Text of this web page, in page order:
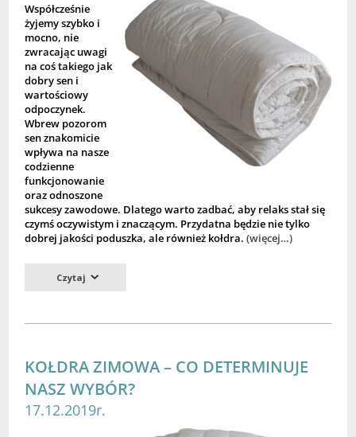
Współcześnie
żyjemy szybko i
mocno, nie
zwracając uwagi
na coś takiego jak
dobry sen i
wartościowy
odpoczynek.
Wbrew pozorom
sen znakomicie
wpływa na nasze
codzienne
funkcjonowanie
oraz odnoszone
sukcesy zawodowe. Dlatego warto zadbać, aby relaks stał się
czymś oczywistym i znaczącym. Przydatna będzie nie tylko
dobrej jakości poduszka, ale również kołdra.(więcej…)
Czytaj
KOŁDRA ZIMOWA – CO DETERMINUJE
NASZ WYBÓR?
17.12.2019r.